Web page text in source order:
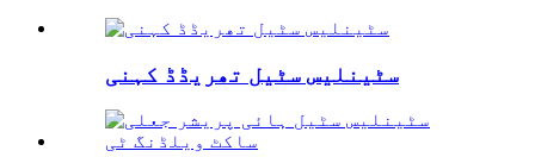
سٹینلیس سٹیل تھریڈڈ کہنی